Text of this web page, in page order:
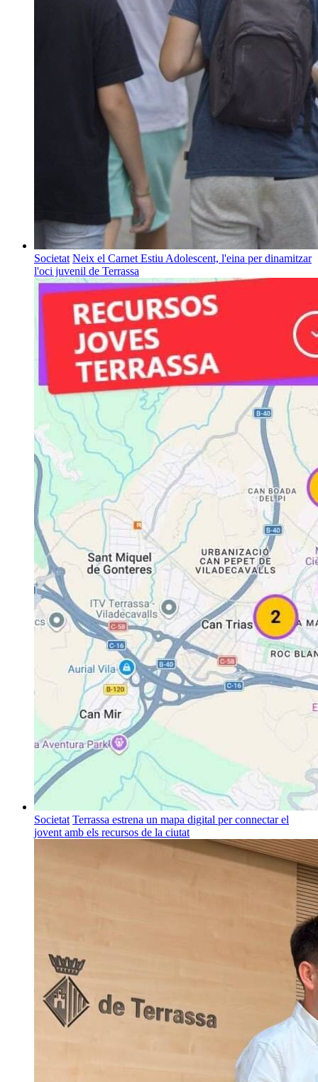
Societat Neix el Carnet Estiu Adolescent, l'eina per dinamitzar
l'oci juvenil de Terrassa
Societat Terrassa estrena un mapa digital per connectar el
jovent amb els recursos de la ciutat